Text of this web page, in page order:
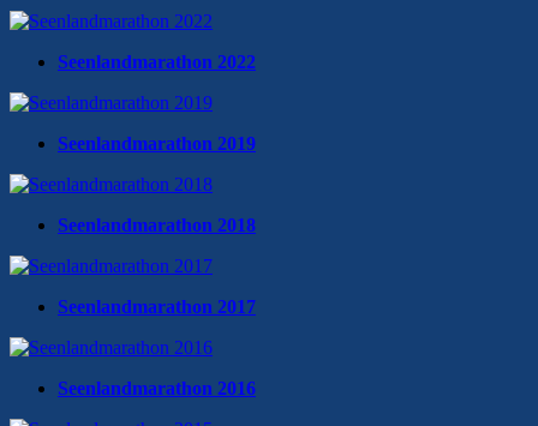
Seenlandmarathon 2022
Seenlandmarathon 2019
Seenlandmarathon 2018
Seenlandmarathon 2017
Seenlandmarathon 2016